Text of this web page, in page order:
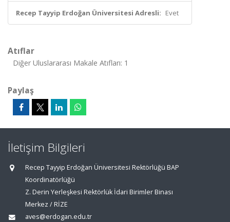
Recep Tayyip Erdoğan Üniversitesi Adresli: Evet
Atıflar
Diğer Uluslararası Makale Atıfları: 1
Paylaş
İletişim Bilgileri
Recep Tayyip Erdoğan Üniversitesi Rektörlüğü BAP
Koordinatörlüğü
Z. Derin Yerleşkesi Rektörlük İdari Birimler Binası
Merkez / RİZE
aves@erdogan.edu.tr